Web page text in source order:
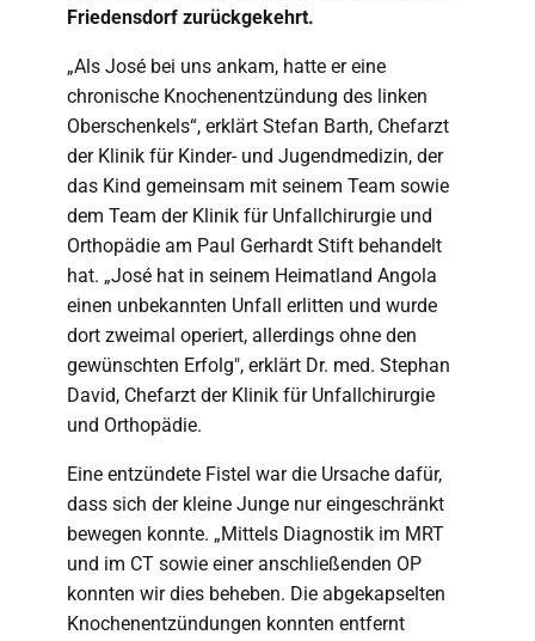
Friedensdorf zurückgekehrt.
„Als José bei uns ankam, hatte er eine
chronische Knochenentzündung des linken
Oberschenkels“, erklärt Stefan Barth, Chefarzt
der Klinik für Kinder- und Jugendmedizin, der
das Kind gemeinsam mit seinem Team sowie
dem Team der Klinik für Unfallchirurgie und
Orthopädie am Paul Gerhardt Stift behandelt
hat. „José hat in seinem Heimatland Angola
einen unbekannten Unfall erlitten und wurde
dort zweimal operiert, allerdings ohne den
gewünschten Erfolg", erklärt Dr. med. Stephan
David, Chefarzt der Klinik für Unfallchirurgie
und Orthopädie.
Eine entzündete Fistel war die Ursache dafür,
dass sich der kleine Junge nur eingeschränkt
bewegen konnte. „Mittels Diagnostik im MRT
und im CT sowie einer anschließenden OP
konnten wir dies beheben. Die abgekapselten
Knochenentzündungen konnten entfernt